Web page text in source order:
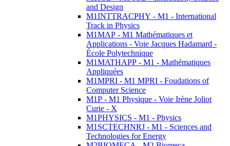
and Design
M1INTTRACPHY - M1 - International
Track in Physics
M1MAP - M1 Mathématiques et
Applications - Voie Jacques Hadamard -
École Polytechnique
M1MATHAPP - M1 - Mathématiques
Appliquées
M1MPRI - M1 MPRI - Foudations of
Computer Science
M1P - M1 Physique - Voie Irène Joliot
Curie - X
M1PHYSICS - M1 - Physics
M1SCTECHNRJ - M1 - Sciences and
Technologies for Energy